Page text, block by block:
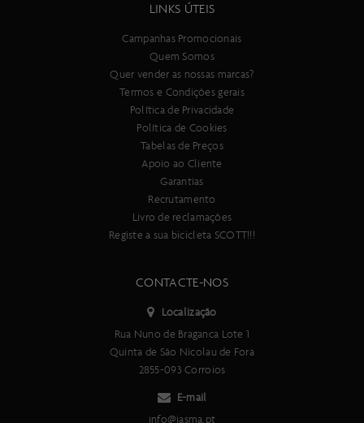
LINKS ÚTEIS
Campanhas Promocionais
Quem Somos
Quer vender as nossas marcas?
Termos e Condições gerais
Política de Privacidade
Política de Cookies
Tabelas de Preços
Apoio ao Cliente
Garantias
Recrutamento
Livro de reclamações
Registe a sua bicicleta SCOTT!!!
CONTACTE-NOS
Localização
Rua Nuno de Braganca Lote 1
Quinta de São Nicolau de Fora
2855-093 Corroios
E-mail
info@jasma.pt